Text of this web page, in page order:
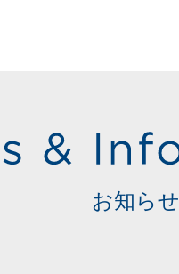
お知らせ